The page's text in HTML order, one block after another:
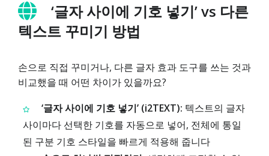
‘글자 사이에 기호 넣기’ vs 다른
텍스트 꾸미기 방법
손으로 직접 꾸미거나, 다른 글자 효과 도구를 쓰는 것과
비교했을 때 어떤 차이가 있을까요?
‘글자 사이에 기호 넣기’ (i2TEXT): 텍스트의 글자
사이마다 선택한 기호를 자동으로 넣어, 전체에 통일
된 구분 기호 스타일을 빠르게 적용해 줍니다